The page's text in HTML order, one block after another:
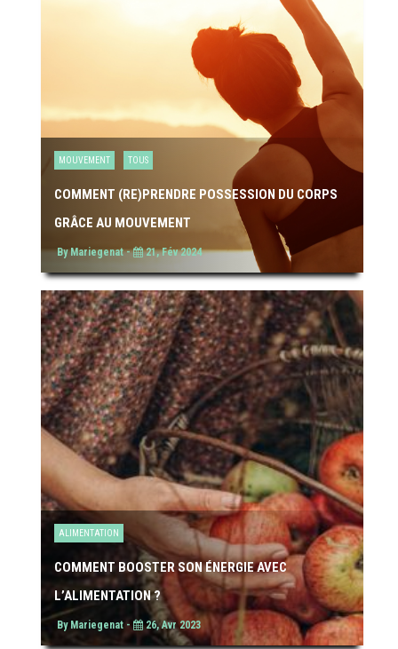
MOUVEMENT TOUS
COMMENT (RE)PRENDRE POSSESSION DU CORPS
GRÂCE AU MOUVEMENT
By Mariegenat - 21, Fév 2024
ALIMENTATION
COMMENT BOOSTER SON ÉNERGIE AVEC
L’ALIMENTATION ?
By Mariegenat - 26, Avr 2023